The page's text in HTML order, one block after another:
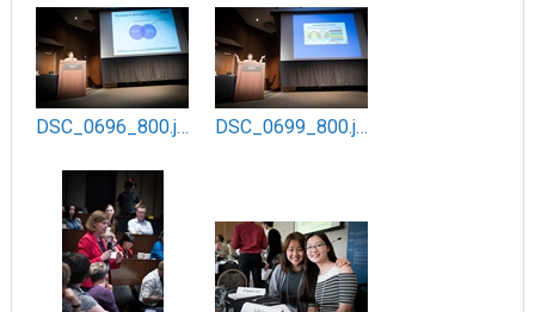
DSC_0696_800.jpg DSC_0699_800.jpg